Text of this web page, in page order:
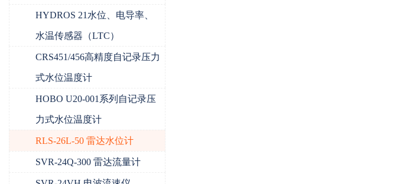
HYDROS 21水位、电导率、
水温传感器（LTC）
CRS451/456高精度自记录压力
式水位温度计
HOBO U20-001系列自记录压
力式水位温度计
RLS-26L-50 雷达水位计
SVR-24Q-300 雷达流量计